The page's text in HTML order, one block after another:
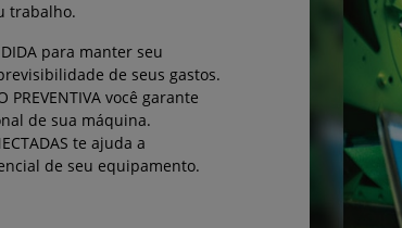
trabalho.
para manter seu
de seus gastos.
PREVENTIVA você garante
de sua máquina.
te ajuda a
de seu equipamento.